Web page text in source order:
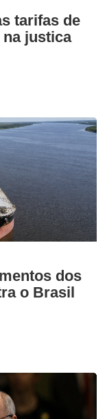
tarifas de
justica
dos
o Brasil